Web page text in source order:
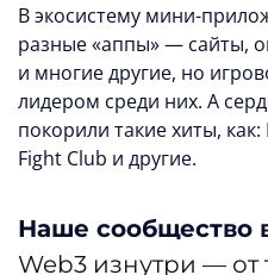
В экосистему мини-
разные «аппы» — сайты,
и многие другие, но
лидером среди них. А
покорили такие хиты,
Fight Club и другие.
Наше сообщество
Web3 изнутри — от